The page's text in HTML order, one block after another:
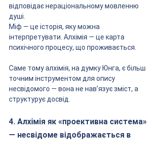
відповідає нераціональному мовленню
душі.
Міф — це історія, яку можна
інтерпретувати. Алхімія — це карта
психічного процесу, що проживається.
Саме тому алхімія, на думку Юнга, є більш
точним інструментом для опису
несвідомого — вона не нав’язує зміст, а
структурує досвід.
4. Алхімія як «проективна система»
— несвідоме відображається в